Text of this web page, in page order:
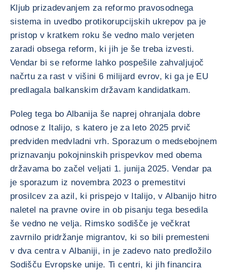
Kljub prizadevanjem za reformo pravosodnega
sistema in uvedbo protikorupcijskih ukrepov pa je
pristop v kratkem roku še vedno malo verjeten
zaradi obsega reform, ki jih je še treba izvesti.
Vendar bi se reforme lahko pospešile zahvaljujoč
načrtu za rast v višini 6 milijard evrov, ki ga je EU
predlagala balkanskim državam kandidatkam.
Poleg tega bo Albanija še naprej ohranjala dobre
odnose z Italijo, s katero je za leto 2025 prvič
predviden medvladni vrh. Sporazum o medsebojnem
priznavanju pokojninskih prispevkov med obema
državama bo začel veljati 1. junija 2025. Vendar pa
je sporazum iz novembra 2023 o premestitvi
prosilcev za azil, ki prispejo v Italijo, v Albanijo hitro
naletel na pravne ovire in ob pisanju tega besedila
še vedno ne velja. Rimsko sodišče je večkrat
zavrnilo pridržanje migrantov, ki so bili premesteni
v dva centra v Albaniji, in je zadevo nato predložilo
Sodišču Evropske unije. Ti centri, ki jih financira